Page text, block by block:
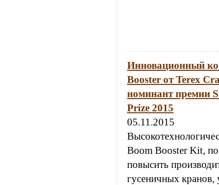
Инновационный
Booster от Terex
номинант премии
Prize 2015
05.11.2015
Boom Booster Kit,
повысить
гусеничных кранов,